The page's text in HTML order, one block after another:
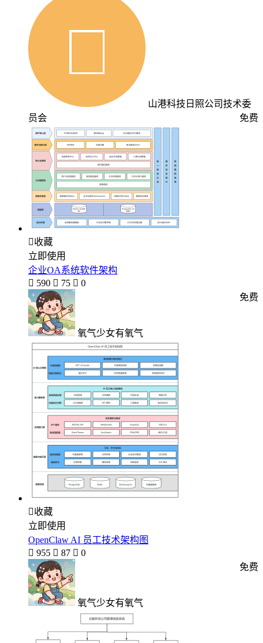
山港科技日照公司技术委
员会
免费
收藏
立即使用
企业OA系统软件架构
 590  75  0
氧气少女有氧气
免费
收藏
立即使用
OpenClaw AI 员工技术架构图
 955  87  0
氧气少女有氧气
免费